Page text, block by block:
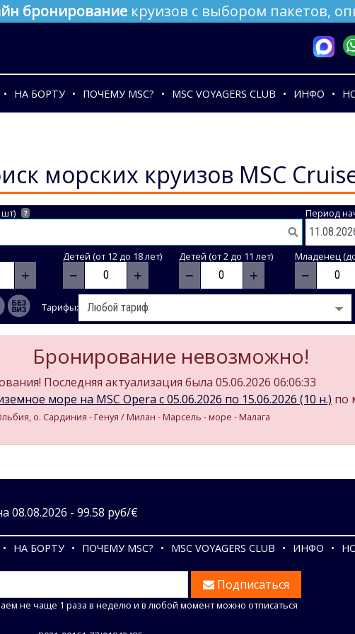
бронирование круизов с выбором пакетов,
НА БОРТУ ПОЧЕМУ MSC? MSC VOYAGERS CLUB ИНФО
морских круизов MSC
? Период
+
Детей (от 12 до 18 лет)
− +
Детей (от 2 до 11 лет)
− +
Младенец
−
Тарифы:
Бронирование невозможно!
Последняя актуализация была 05.06.2026 06:06:33
море на MSC Opera c 05.06.2026 по 15.06.2026 (10 н.) по
о. Сардиния - Генуя / Милан - Марсель - море - Малага
08.08.2026 - 99.58 руб/€
НА БОРТУ ПОЧЕМУ MSC? MSC VOYAGERS CLUB ИНФО
Подписаться
не чаще 1 раза в неделю и в любой момент можно отписаться